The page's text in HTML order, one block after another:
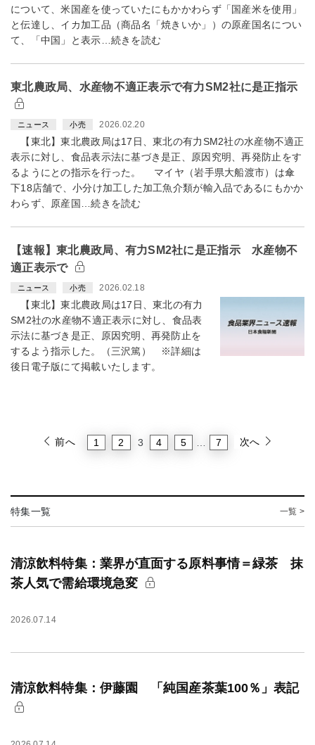
について、米国産を使っていたにもかかわらず「国産米を使用」
と伝達し、イカ加工品（商品名「焼きいか」）の原産国名につい
て、「中国」と表示…続きを読む
東北農政局、水産物不適正表示で有力SM2社に是正指示
ニュース 小売 2026.02.20
【東北】東北農政局は17日、東北の有力SM2社の水産物不適正
表示に対し、食品表示法に基づき是正、原因究明、再発防止をす
るようにとの指示を行った。 マイヤ（岩手県大船渡市）は傘
下18店舗で、小分け加工した加工魚介類が輸入品であるにもかか
わらず、原産国…続きを読む
【速報】東北農政局、有力SM2社に是正指示 水産物不
適正表示で
ニュース 小売 2026.02.18
【東北】東北農政局は17日、東北の有力
SM2社の水産物不適正表示に対し、食品表
示法に基づき是正、原因究明、再発防止を
するよう指示した。（三沢篤） ※詳細は
後日電子版にて掲載いたします。
前へ 1 2 3 4 5 7 次へ
特集一覧 一覧 >
清涼飲料特集：業界が直面する原料事情＝緑茶 抹
茶人気で需給環境急変
2026.07.14
清涼飲料特集：伊藤園 「純国産茶葉100％」表記